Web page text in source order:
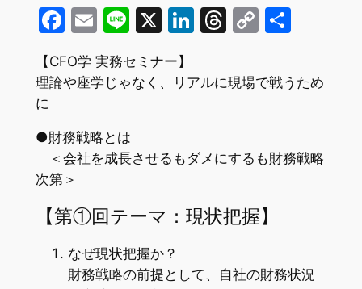
Facebook
Email
Line
X LinkedIn
Threads
Copy
共
【CFO学 実務セミナー】
理論や座学じゃなく、リアルに現場で戦うため
に
●財務戦略とは
＜会社を成長させるもダメにするも財務戦略
次第＞
【第①回テーマ：現状把握】
なぜ現状把握か？
財務戦略の前提として、自社の財務状況